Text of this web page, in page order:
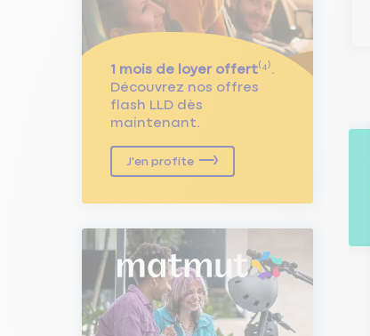
1 mois de loyer offert⁽⁴⁾.
Découvrez nos offres
flash LLD dès
maintenant.
J'en profite